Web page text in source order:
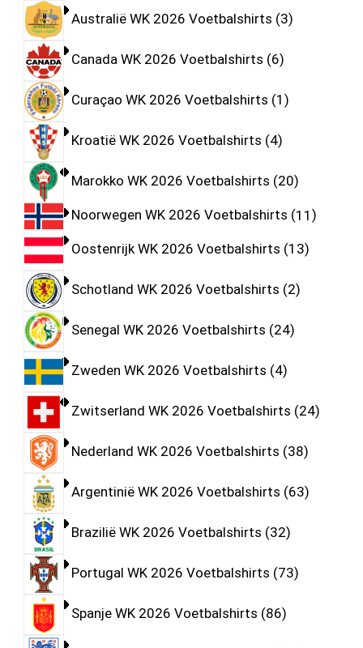
Australië WK 2026 Voetbalshirts 3
Canada WK 2026 Voetbalshirts 6
Curaçao WK 2026 Voetbalshirts 1
Kroatië WK 2026 Voetbalshirts 4
Marokko WK 2026 Voetbalshirts 20
Noorwegen WK 2026 Voetbalshirts 11
Oostenrijk WK 2026 Voetbalshirts 13
Schotland WK 2026 Voetbalshirts 2
Senegal WK 2026 Voetbalshirts 24
Zweden WK 2026 Voetbalshirts 4
Zwitserland WK 2026 Voetbalshirts 24
Nederland WK 2026 Voetbalshirts 38
Argentinië WK 2026 Voetbalshirts 63
Brazilië WK 2026 Voetbalshirts 32
Portugal WK 2026 Voetbalshirts 73
Spanje WK 2026 Voetbalshirts 86